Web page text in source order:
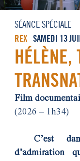
SÉANCE SPÉCIALE
REX SAMEDI 13
HÉLÈNE,
Film
(2026 – 1h34)
C’est
d’admiration